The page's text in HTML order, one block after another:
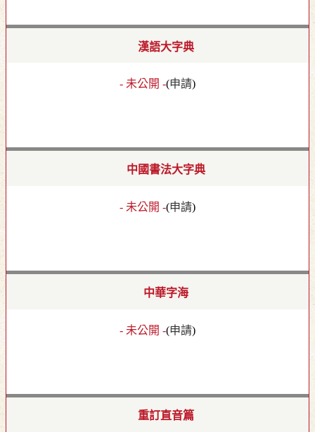
漢語大字典
- 未公開 -(申請)
中國書法大字典
- 未公開 -(申請)
中華字海
- 未公開 -(申請)
重訂直音篇